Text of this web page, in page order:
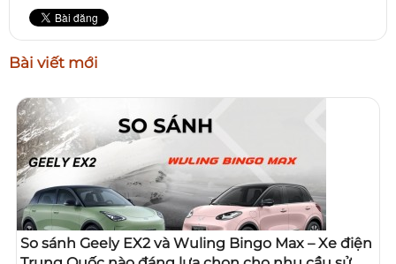
Bài viết mới
So sánh Geely EX2 và Wuling Bingo Max – Xe điện